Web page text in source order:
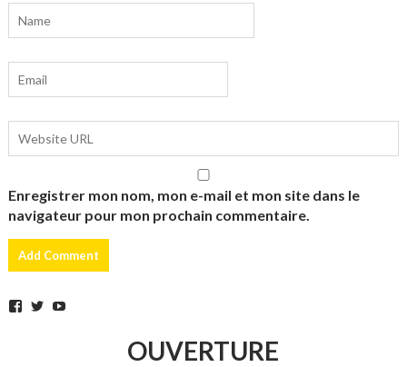
Enregistrer mon nom, mon e-mail et mon site dans le
navigateur pour mon prochain commentaire.
Facebook
TwitterYouTube
OUVERTURE